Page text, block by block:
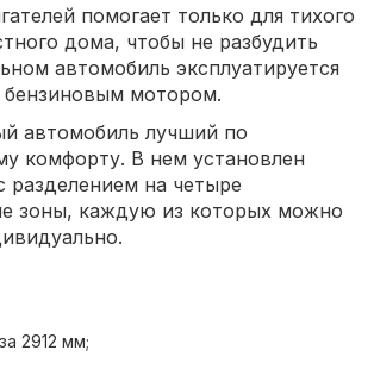
помогает только для тихого
дома, чтобы не разбудить
автомобиль эксплуатируется
бензиновым мотором.
автомобиль лучший по
комфорту. В нем установлен
разделением на четыре
зоны, каждую из которых можно
2912 мм;